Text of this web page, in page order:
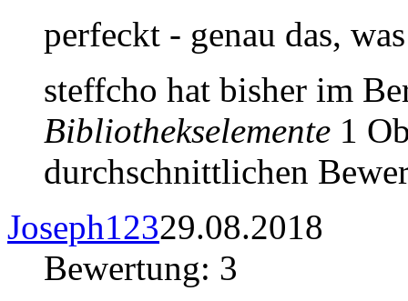
perfeckt - genau das,
steffcho hat bisher im
Bibliothekselemente 1
durchschnittlichen
Joseph12329.08.2018
Bewertung: 3